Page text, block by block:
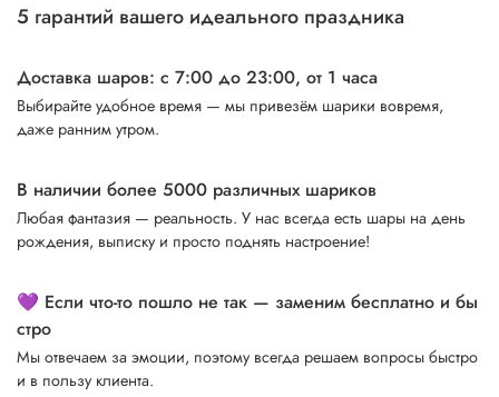
5 гарантий вашего идеального праздника
Доставка шаров: с 7:00 до 23:00, от 1 часа
Выбирайте удобное время — мы привезём шарики вовремя,
даже ранним утром.
В наличии более 5000 различных шариков
Любая фантазия — реальность. У нас всегда есть шары на день
рождения, выписку и просто поднять настроение!
💜 Если что-то пошло не так — заменим бесплатно и бы
стро
Мы отвечаем за эмоции, поэтому всегда решаем вопросы быстро
и в пользу клиента.